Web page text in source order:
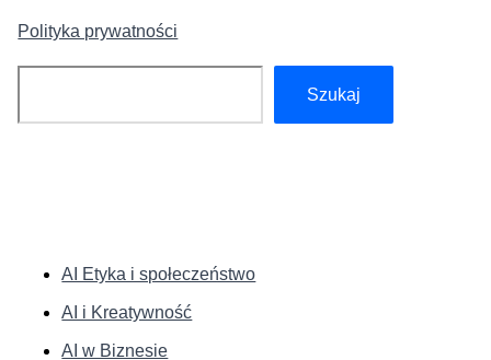
Polityka prywatności
Szukaj
AI Etyka i społeczeństwo
AI i Kreatywność
AI w Biznesie